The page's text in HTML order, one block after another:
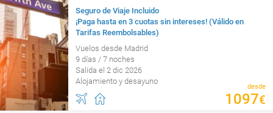
Seguro de Viaje Incluido
¡Paga hasta en 3 cuotas sin intereses! (Válido en
Tarifas Reembolsables)
Vuelos desde Madrid
9 días / 7 noches
Salida el 2 dic 2026
Alojamiento y desayuno
desde
1097€